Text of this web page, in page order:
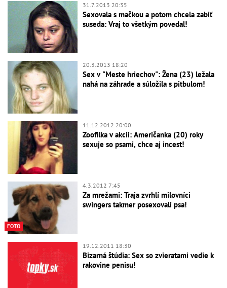
31.7.2013 20:35
Sexovala s mačkou a potom chcela zabiť
suseda: Vraj to všetkým povedal!
20.3.2013 18:20
Sex v "Meste hriechov": Žena (23) ležala
nahá na záhrade a súložila s pitbulom!
11.12.2012 20:00
Zoofilka v akcii: Američanka (20) roky
sexuje so psami, chce aj incest!
FOTO
4.3.2012 7:45
Za mrežami: Traja zvrhlí milovníci
swingers takmer posexovali psa!
19.12.2011 18:30
Bizarná štúdia: Sex so zvieratami vedie k
rakovine penisu!